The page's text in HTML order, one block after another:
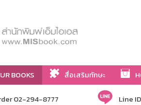
BOOKS สื่อเสริมทักษะ
02-294-8777 Line